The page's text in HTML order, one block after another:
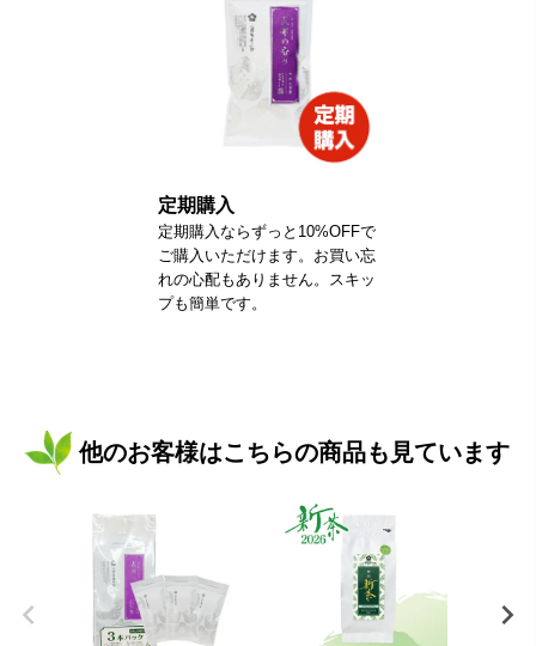
定期購入
定期購入ならずっと10%OFFで
ご購入いただけます。お買い忘
れの心配もありません。スキッ
プも簡単です。
他のお客様はこちらの商品も見ています